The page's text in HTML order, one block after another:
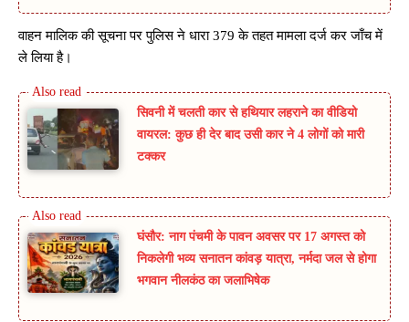
वाहन मालिक की सूचना पर पुलिस ने धारा 379 के तहत मामला दर्ज कर जाँच में
ले लिया है।
सिवनी में चलती कार से हथियार लहराने का वीडियो
वायरल: कुछ ही देर बाद उसी कार ने 4 लोगों को मारी
टक्कर
घंसौर: नाग पंचमी के पावन अवसर पर 17 अगस्त को
निकलेगी भव्य सनातन कांवड़ यात्रा, नर्मदा जल से होगा
भगवान नीलकंठ का जलाभिषेक